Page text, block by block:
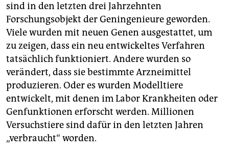
sind in den letzten drei Jahrzehnten
Forschungsobjekt der Geningenieure geworden.
Viele wurden mit neuen Genen ausgestattet, um
zu zeigen, dass ein neu entwickeltes Verfahren
tatsächlich funktioniert. Andere wurden so
verändert, dass sie bestimmte Arzneimittel
produzieren. Oder es wurden Modelltiere
entwickelt, mit denen im Labor Krankheiten oder
Genfunktionen erforscht werden. Millionen
Versuchstiere sind dafür in den letzten Jahren
„verbraucht“ worden.